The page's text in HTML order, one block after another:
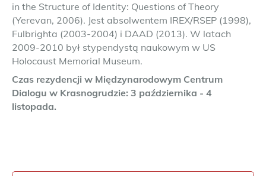
in the Structure of Identity: Questions of Theory
(Yerevan, 2006). Jest absolwentem IREX/RSEP (1998),
Fulbrighta (2003-2004) i DAAD (2013). W latach
2009-2010 był stypendystą naukowym w US
Holocaust Memorial Museum.
Czas rezydencji w Międzynarodowym Centrum
Dialogu w Krasnogrudzie: 3 października - 4
listopada.